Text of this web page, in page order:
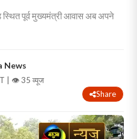
स्थित पूर्व मुख्यमंत्री आवास अब अपने
News
| 👁 35 व्यूज
Share